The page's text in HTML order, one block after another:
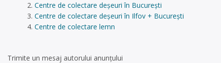
Centre de colectare deșeuri în București
Centre de colectare deșeuri în Ilfov + București
Centre de colectare lemn
Trimite un mesaj autorului anunţului